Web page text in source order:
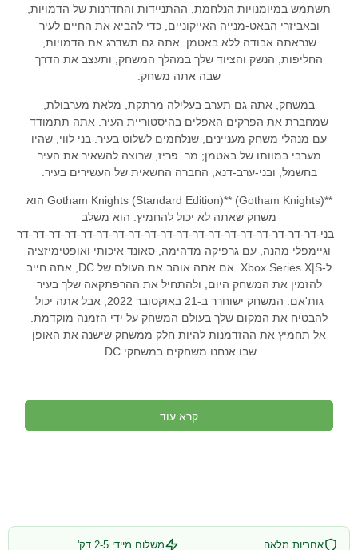
תשתמש במיומנויות הנלחמת, ההתניידות והחדרנות של הדמויות,
ובאביזרי הבאט-מנייה האייקוניים, כדי להביא את החיים לעיר
שנראתה אבודה ללא באטמן. אתה גם תשדרג את הדמויות,
החליפות, הנשק והציוד שלך במהלך המשחק, ותעצב את הדרך
שבה אתה משחק.
במשחק, אתה גם תערב בעלילה מרתקת, מלאת מערבולת,
שמחברת את הפרקים האפלים בהיסטוריית העיר. אתה תתמודד
עם מנהלי משחק מעניינים, שנלחמים לשלוט בעיר. בני לווי, שהיו
מערבי במוותו של באטמן; מר. פריז, שרוצה להשאיר את העיר
בחשמל; ובני-ערב-דנא, החברה החשאית של העשירים בעיר.
**Gotham Knights (Standard Edition)** (Gotham Knights) הוא
משחק שאתה לא יכול להחמיץ. הוא משלב
בני-דר-דר-דר-דר-דר-דר-דר-דר-דר-דר-דר-דר-דר-דר-דר-דר-דר-דר-דר
וגיימפלי מהנה, עם גרפיקה מדהימה, סאונד איכותי ואופטימיזציה
ל-Xbox Series X|S. אם אתה אוהב את העולם של DC, אתה חייב
להזמין את המשחק היום, ולהתחיל את ההרפתקאה שלך בעיר
גות'אם. המשחק ישוחרר ב-21 באוקטובר 2022, אבל אתה יכול
להבטיח את המקום שלך בעולם המשחק על ידי הזמנה מוקדמת.
אל תחמיץ את ההזדמנות להיות חלק ממשחק שישנה את האופן
שבו אנחנו משחקים במשחקי DC.
קרא עוד
אחריות מלאה משלוח מיידי 2-5 דק'